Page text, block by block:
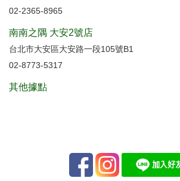
02-2365-8965
南南之隅 大安2號店
台北市大安區大安路一段105號B1
02-8773-5317
其他據點